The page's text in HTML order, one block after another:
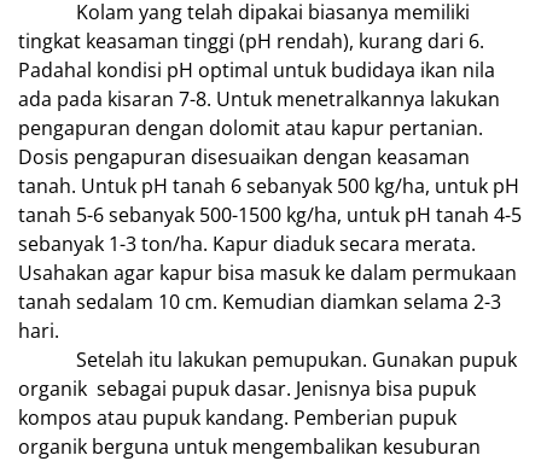
Kolam yang telah dipakai biasanya memiliki
tingkat keasaman tinggi (pH rendah), kurang dari 6.
Padahal kondisi pH optimal untuk budidaya ikan nila
ada pada kisaran 7-8. Untuk menetralkannya lakukan
pengapuran dengan dolomit atau kapur pertanian.
Dosis pengapuran disesuaikan dengan keasaman
tanah. Untuk pH tanah 6 sebanyak 500 kg/ha, untuk pH
tanah 5-6 sebanyak 500-1500 kg/ha, untuk pH tanah 4-5
sebanyak 1-3 ton/ha. Kapur diaduk secara merata.
Usahakan agar kapur bisa masuk ke dalam permukaan
tanah sedalam 10 cm. Kemudian diamkan selama 2-3
hari.
Setelah itu lakukan pemupukan. Gunakan pupuk
organik sebagai pupuk dasar. Jenisnya bisa pupuk
kompos atau pupuk kandang. Pemberian pupuk
organik berguna untuk mengembalikan kesuburan